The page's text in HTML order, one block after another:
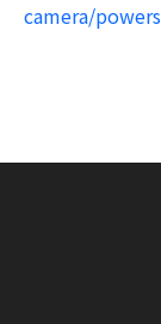
camera/